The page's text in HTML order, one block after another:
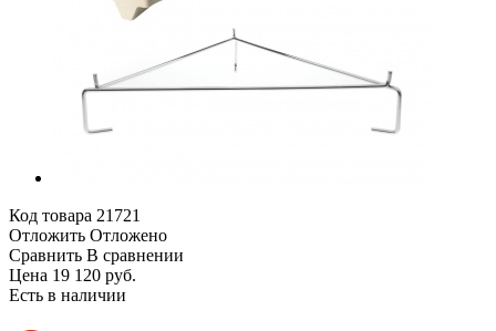
Код товара 21721
Отложить Отложено
Сравнить В сравнении
Цена 19 120 руб.
Есть в наличии